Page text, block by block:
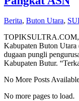
Berita, Buton Utara,
Kabupaten Buton
dugaan pungli
Kabupaten Butur.
No More Posts
No more pages to load.